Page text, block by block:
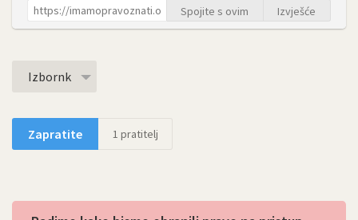
Spojite s ovim Izvješće
Izbornk
Zapratite 1 pratitelj